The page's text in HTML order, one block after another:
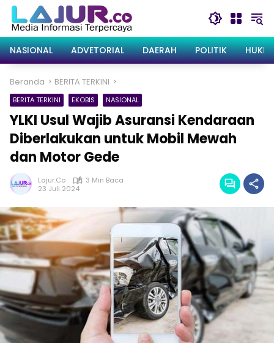
Langsung
konten
NASIONAL
ADVETORIAL DAERAH POLITIK
Beranda BERITA TERKINI
BERITA TERKINI EKOBIS NASIONAL
YLKI Usul Wajib Asuransi Kendaraan
Diberlakukan untuk Mobil Mewah
dan Motor Gede
Lajur.co
3 Min Baca
23 Juli 2024